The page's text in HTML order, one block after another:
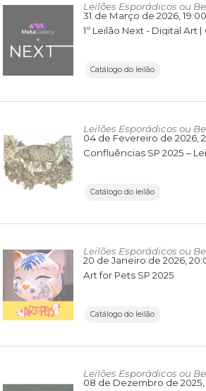
Leilões Esporádicos ou
31 de Março de 2026 ,
Catálogo do leilão
Leilões Esporádicos ou
04 de Fevereiro de 2026 ,
Catálogo do leilão
Leilões Esporádicos ou
20 de Janeiro de 2026 ,
Art for Pets SP 2025
Catálogo do leilão
Leilões Esporádicos ou
08 de Dezembro de 2025